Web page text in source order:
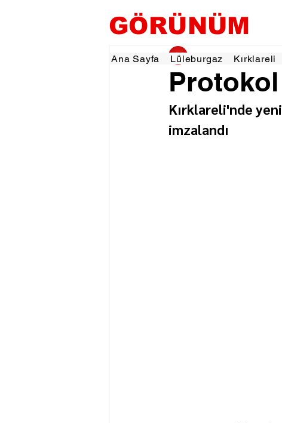
GÖRÜNÜM
Ana Sayfa Lüleburgaz Kırklareli
Protokol
gorunumhaber 26 Haz
Kırklareli'nde
imzalandı